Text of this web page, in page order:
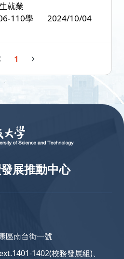
就業
110學
2024/10/04
1
展推動中心
區南台街一號
1402(校務發展組)、